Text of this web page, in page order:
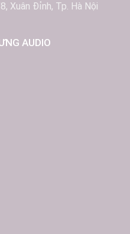
Xuân Đỉnh, Tp. Hà Nội
AUDIO